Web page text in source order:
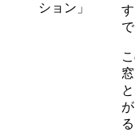
ション」